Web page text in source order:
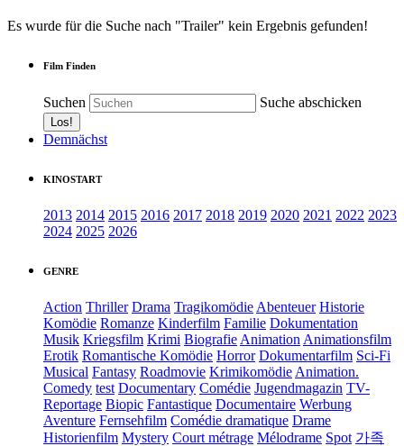
Es wurde für die Suche nach "Trailer" kein Ergebnis gefunden!
Film Finden
Suchen Suche abschicken
Demnächst
KINOSTART
2013 2014 2015 2016 2017 2018 2019 2020 2021 2022 2023
2024 2025 2026
GENRE
Action Thriller Drama Tragikomödie Abenteuer Historie
Komödie Romanze Kinderfilm Familie Dokumentation
Musik Kriegsfilm Krimi Biografie Animation Animationsfilm
Erotik Romantische Komödie Horror Dokumentarfilm Sci-Fi
Musical Fantasy Roadmovie Krimikomödie Animation.
Comedy test Documentary Comédie Jugendmagazin TV-
Reportage Biopic Fantastique Documentaire Werbung
Aventure Fernsehfilm Comédie dramatique Drame
Historienfilm Mystery Court métrage Mélodrame Spot 가족